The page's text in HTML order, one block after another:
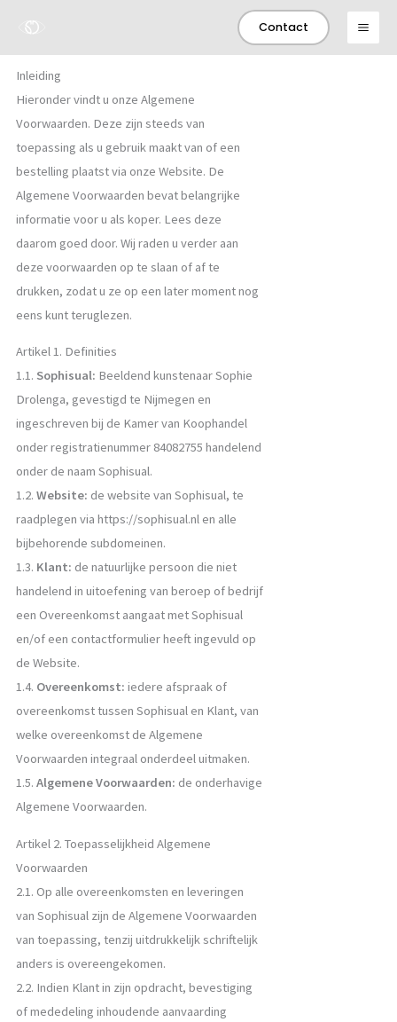
de
inhoud
Contact
Inleiding
Hieronder vindt u onze Algemene
Voorwaarden. Deze zijn steeds van
toepassing als u gebruik maakt van of een
bestelling plaatst via onze Website. De
Algemene Voorwaarden bevat belangrijke
informatie voor u als koper. Lees deze
daarom goed door. Wij raden u verder aan
deze voorwaarden op te slaan of af te
drukken, zodat u ze op een later moment nog
eens kunt teruglezen.
Artikel 1. Definities
1.1. Sophisual: Beeldend kunstenaar Sophie
Drolenga, gevestigd te Nijmegen en
ingeschreven bij de Kamer van Koophandel
onder registratienummer 84082755 handelend
onder de naam Sophisual.
1.2. Website: de website van Sophisual, te
raadplegen via https://sophisual.nl en alle
bijbehorende subdomeinen.
1.3. Klant: de natuurlijke persoon die niet
handelend in uitoefening van beroep of bedrijf
een Overeenkomst aangaat met Sophisual
en/of een contactformulier heeft ingevuld op
de Website.
1.4. Overeenkomst: iedere afspraak of
overeenkomst tussen Sophisual en Klant, van
welke overeenkomst de Algemene
Voorwaarden integraal onderdeel uitmaken.
1.5. Algemene Voorwaarden: de onderhavige
Algemene Voorwaarden.
Artikel 2. Toepasselijkheid Algemene
Voorwaarden
2.1. Op alle overeenkomsten en leveringen
van Sophisual zijn de Algemene Voorwaarden
van toepassing, tenzij uitdrukkelijk schriftelijk
anders is overeengekomen.
2.2. Indien Klant in zijn opdracht, bevestiging
of mededeling inhoudende aanvaarding